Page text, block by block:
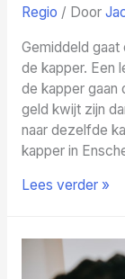
Regio / Door
Gemiddeld gaat
de kapper. Een
de kapper gaan
geld kwijt zijn
naar dezelfde
kapper in
Wat
gemiddeld
Lees verder »